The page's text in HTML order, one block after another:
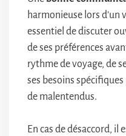
harmonieuse lors d’un
essentiel de discuter
de ses préférences
rythme de voyage, de
ses besoins
de malentendus.
En cas de désaccord, il